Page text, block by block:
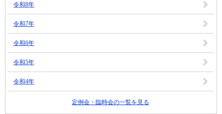
令和8年
令和7年
令和6年
令和5年
令和4年
定例会・臨時会の一覧を見る